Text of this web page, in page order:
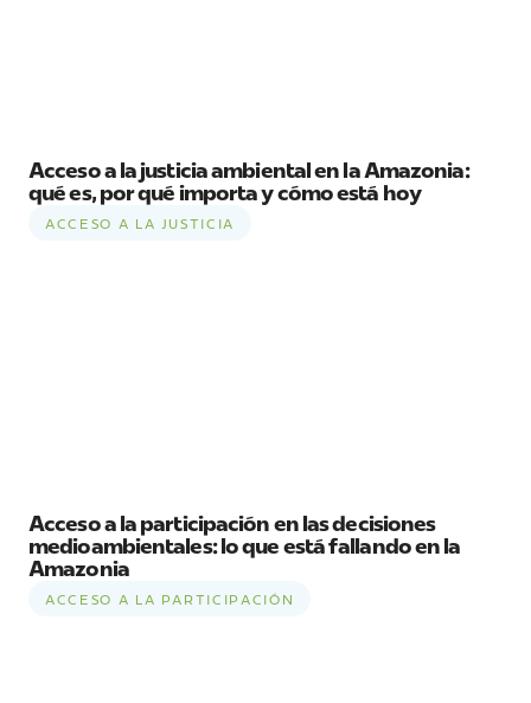
Acceso a la justicia ambiental en la Amazonia:
qué es, por qué importa y cómo está hoy
ACCESO A LA JUSTICIA
Acceso a la participación en las decisiones
medioambientales: lo que está fallando en la
Amazonia
ACCESO A LA PARTICIPACIÓN